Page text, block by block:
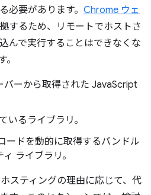
必要があります。 Chrome ウェ
するため、リモートでホストさ
んで実行することはできなくな
バーから取得された JavaScript
いるライブラリ。
ードを動的に取得するバンドル
ライブラリ。
スティングの理由に応じて、代